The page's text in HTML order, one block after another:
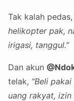
Tak kalah pedas,
helikopter pak,
irigasi, tanggul.”
Dan akun
telak, “Beli
uang rakyat, izin